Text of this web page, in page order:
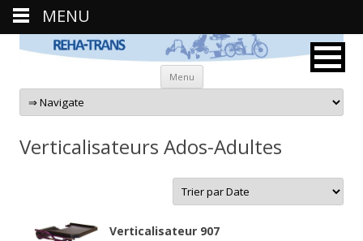
Menu Aller au contenu principal
Verticalisateurs Ados-Adultes
Verticalisateur 907
MENU